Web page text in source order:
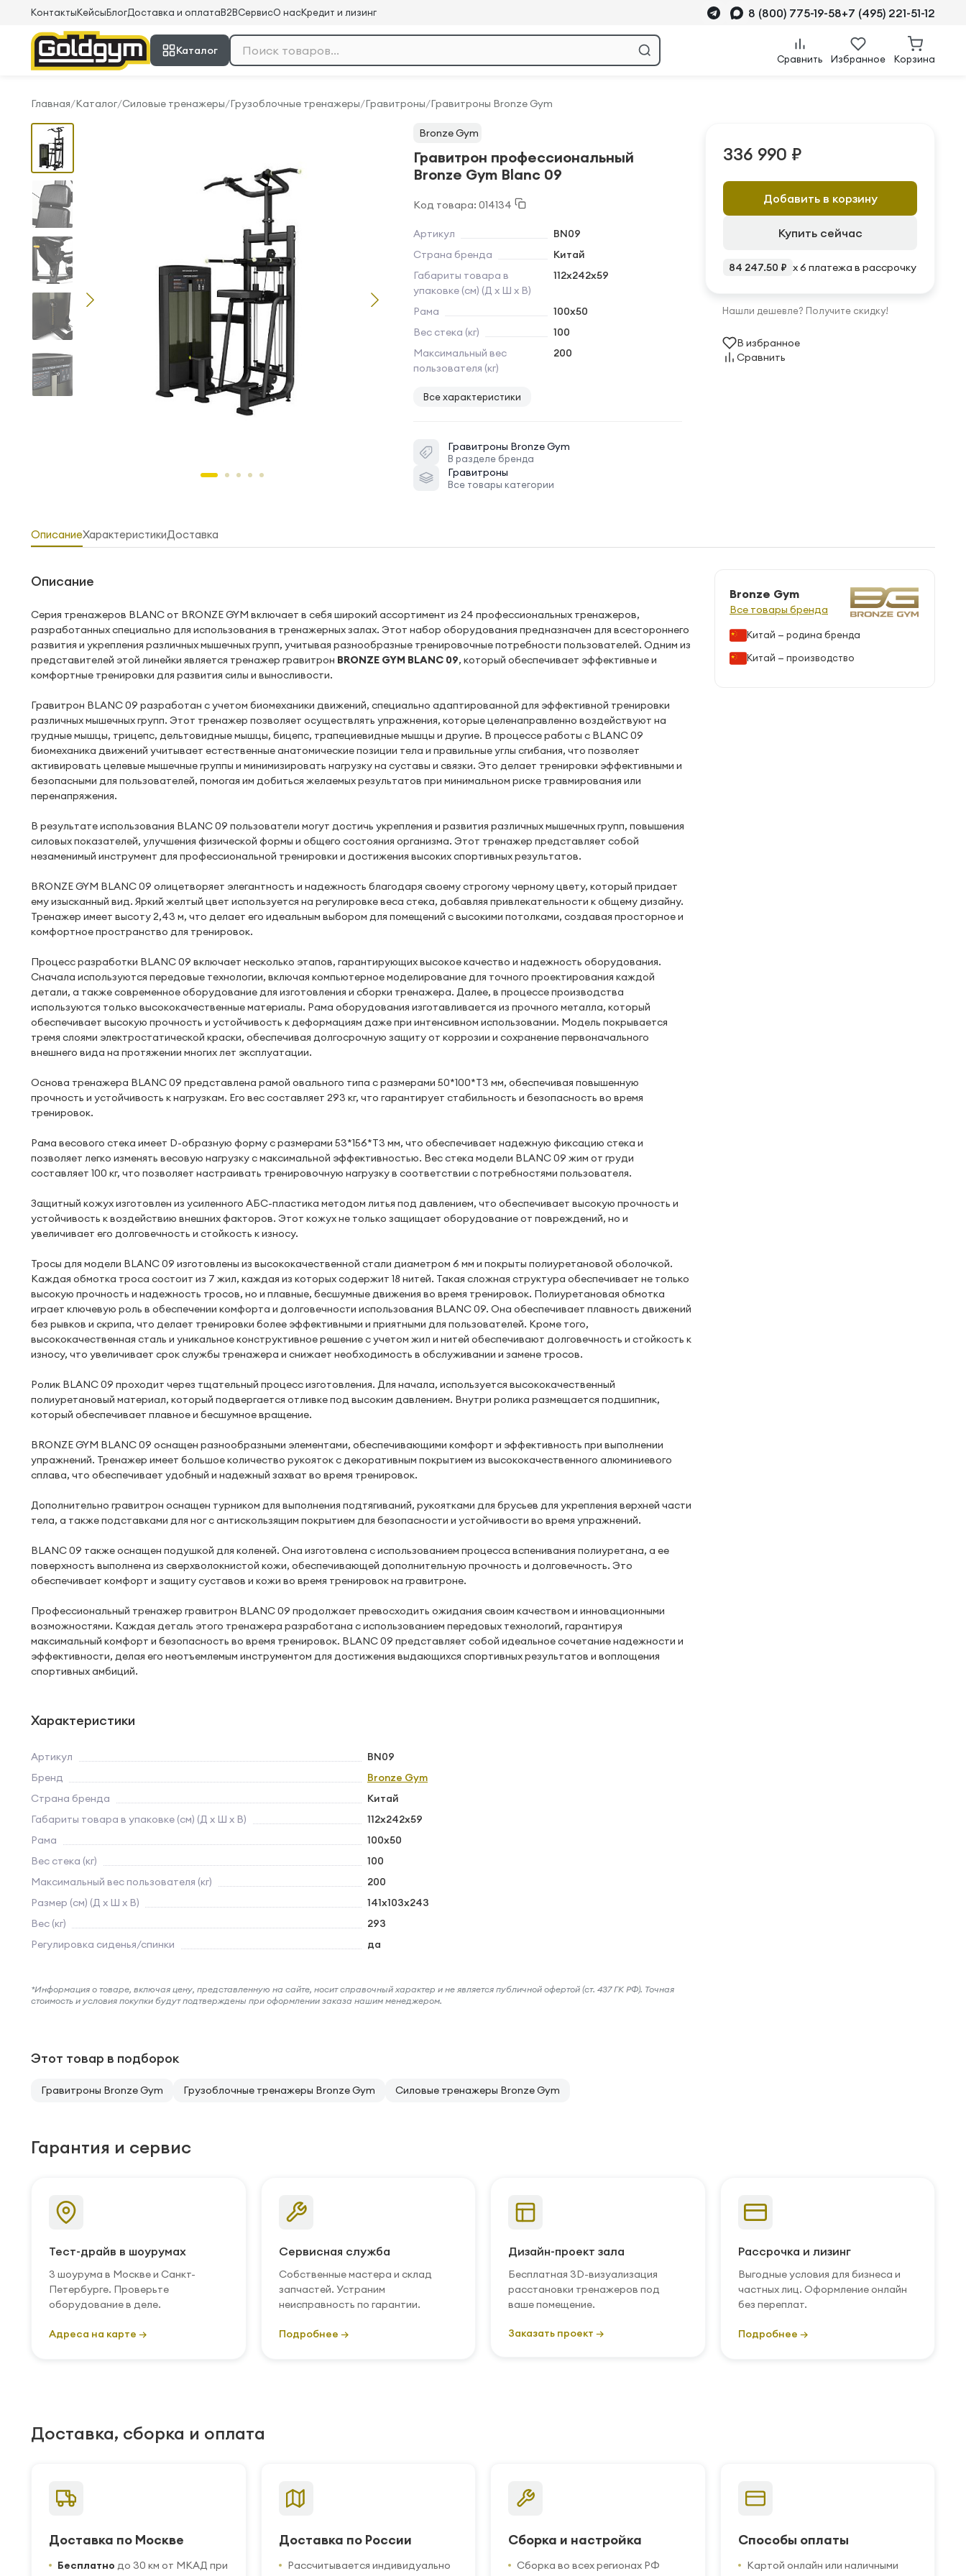
КонтактыКейсыБлогДоставка и оплатаB2BСервисО насКредит и лизинг 8 (800) 775-19-58+7 (495) 221-51-12
Каталог
Сравнить Избранное Корзина
Главная/Каталог/Силовые тренажеры/Грузоблочные тренажеры/Гравитроны/Гравитроны Bronze Gym
Bronze Gym
Гравитрон профессиональный
Bronze Gym Blanc 09
Код товара: 014134
Артикул
BN09
Страна бренда
Китай
Габариты товара в
упаковке (см) (Д х Ш х В)
112х242х59
Рама
100х50
Вес стека (кг)
100
Максимальный вес
пользователя (кг)
200
Все характеристики
Гравитроны Bronze Gym
В разделе бренда
Гравитроны
Все товары категории
336 990 ₽
Добавить в корзину
Купить сейчас
84 247.50 ₽ x 6 платежа в рассрочку
Нашли дешевле? Получите скидку!
В избранное
Сравнить
ОписаниеХарактеристикиДоставка
Описание
Серия тренажеров BLANC от BRONZE GYM включает в себя широкий ассортимент из 24 профессиональных тренажеров,
разработанных специально для использования в тренажерных залах. Этот набор оборудования предназначен для всестороннего
развития и укрепления различных мышечных групп, учитывая разнообразные тренировочные потребности пользователей. Одним из
представителей этой линейки является тренажер гравитрон BRONZE GYM BLANC 09, который обеспечивает эффективные и
комфортные тренировки для развития силы и выносливости.
Гравитрон BLANC 09 разработан с учетом биомеханики движений, специально адаптированной для эффективной тренировки
различных мышечных групп. Этот тренажер позволяет осуществлять упражнения, которые целенаправленно воздействуют на
грудные мышцы, трицепс, дельтовидные мышцы, бицепс, трапециевидные мышцы и другие. В процессе работы с BLANC 09
биомеханика движений учитывает естественные анатомические позиции тела и правильные углы сгибания, что позволяет
активировать целевые мышечные группы и минимизировать нагрузку на суставы и связки. Это делает тренировки эффективными и
безопасными для пользователей, помогая им добиться желаемых результатов при минимальном риске травмирования или
перенапряжения.
В результате использования BLANC 09 пользователи могут достичь укрепления и развития различных мышечных групп, повышения
силовых показателей, улучшения физической формы и общего состояния организма. Этот тренажер представляет собой
незаменимый инструмент для профессиональной тренировки и достижения высоких спортивных результатов.
BRONZE GYM BLANC 09 олицетворяет элегантность и надежность благодаря своему строгому черному цвету, который придает
ему изысканный вид. Яркий желтый цвет используется на регулировке веса стека, добавляя привлекательности к общему дизайну.
Тренажер имеет высоту 2,43 м, что делает его идеальным выбором для помещений с высокими потолками, создавая просторное и
комфортное пространство для тренировок.
Процесс разработки BLANC 09 включает несколько этапов, гарантирующих высокое качество и надежность оборудования.
Сначала используются передовые технологии, включая компьютерное моделирование для точного проектирования каждой
детали, а также современное оборудование для изготовления и сборки тренажера. Далее, в процессе производства
используются только высококачественные материалы. Рама оборудования изготавливается из прочного металла, который
обеспечивает высокую прочность и устойчивость к деформациям даже при интенсивном использовании. Модель покрывается
тремя слоями электростатической краски, обеспечивая долгосрочную защиту от коррозии и сохранение первоначального
внешнего вида на протяжении многих лет эксплуатации.
Основа тренажера BLANC 09 представлена рамой овального типа с размерами 50*100*T3 мм, обеспечивая повышенную
прочность и устойчивость к нагрузкам. Его вес составляет 293 кг, что гарантирует стабильность и безопасность во время
тренировок.
Рама весового стека имеет D-образную форму с размерами 53*156*T3 мм, что обеспечивает надежную фиксацию стека и
позволяет легко изменять весовую нагрузку с максимальной эффективностью. Вес стека модели BLANC 09 жим от груди
составляет 100 кг, что позволяет настраивать тренировочную нагрузку в соответствии с потребностями пользователя.
Защитный кожух изготовлен из усиленного АБС-пластика методом литья под давлением, что обеспечивает высокую прочность и
устойчивость к воздействию внешних факторов. Этот кожух не только защищает оборудование от повреждений, но и
увеличивает его долговечность и стойкость к износу.
Тросы для модели BLANC 09 изготовлены из высококачественной стали диаметром 6 мм и покрыты полиуретановой оболочкой.
Каждая обмотка троса состоит из 7 жил, каждая из которых содержит 18 нитей. Такая сложная структура обеспечивает не только
высокую прочность и надежность тросов, но и плавные, бесшумные движения во время тренировок. Полиуретановая обмотка
играет ключевую роль в обеспечении комфорта и долговечности использования BLANC 09. Она обеспечивает плавность движений
без рывков и скрипа, что делает тренировки более эффективными и приятными для пользователей. Кроме того,
высококачественная сталь и уникальное конструктивное решение с учетом жил и нитей обеспечивают долговечность и стойкость к
износу, что увеличивает срок службы тренажера и снижает необходимость в обслуживании и замене тросов.
Ролик BLANC 09 проходит через тщательный процесс изготовления. Для начала, используется высококачественный
полиуретановый материал, который подвергается отливке под высоким давлением. Внутри ролика размещается подшипник,
который обеспечивает плавное и бесшумное вращение.
BRONZE GYM BLANC 09 оснащен разнообразными элементами, обеспечивающими комфорт и эффективность при выполнении
упражнений. Тренажер имеет большое количество рукояток с декоративным покрытием из высококачественного алюминиевого
сплава, что обеспечивает удобный и надежный захват во время тренировок.
Дополнительно гравитрон оснащен турником для выполнения подтягиваний, рукоятками для брусьев для укрепления верхней части
тела, а также подставками для ног с антискользящим покрытием для безопасности и устойчивости во время упражнений.
BLANC 09 также оснащен подушкой для коленей. Она изготовлена с использованием процесса вспенивания полиуретана, а ее
поверхность выполнена из сверхволокнистой кожи, обеспечивающей дополнительную прочность и долговечность. Это
обеспечивает комфорт и защиту суставов и кожи во время тренировок на гравитроне.
Профессиональный тренажер гравитрон BLANC 09 продолжает превосходить ожидания своим качеством и инновационными
возможностями. Каждая деталь этого тренажера разработана с использованием передовых технологий, гарантируя
максимальный комфорт и безопасность во время тренировок. BLANC 09 представляет собой идеальное сочетание надежности и
эффективности, делая его неотъемлемым инструментом для достижения выдающихся спортивных результатов и воплощения
спортивных амбиций.
Характеристики
Артикул
BN09
Бренд
Bronze Gym
Страна бренда
Китай
Габариты товара в упаковке (см) (Д х Ш х В)
112х242х59
Рама
100х50
Вес стека (кг)
100
Максимальный вес пользователя (кг)
200
Размер (см) (Д х Ш х В)
141х103х243
Вес (кг)
293
Регулировка сиденья/спинки
да
*Информация о товаре, включая цену, представленную на сайте, носит справочный характер и не является публичной офертой (ст. 437 ГК РФ). Точная
стоимость и условия покупки будут подтверждены при оформлении заказа нашим менеджером.
Bronze Gym
Все товары бренда
Китай — родина бренда
Китай — производство
Этот товар в подборок
Гравитроны Bronze Gym Грузоблочные тренажеры Bronze Gym Силовые тренажеры Bronze Gym
Гарантия и сервис
Тест-драйв в шоурумах
3 шоурума в Москве и Санкт-
Петербурге. Проверьте
оборудование в деле.
Адреса на карте →
Сервисная служба
Собственные мастера и склад
запчастей. Устраним
неисправность по гарантии.
Подробнее →
Дизайн-проект зала
Бесплатная 3D-визуализация
расстановки тренажеров под
ваше помещение.
Заказать проект →
Рассрочка и лизинг
Выгодные условия для бизнеса и
частных лиц. Оформление онлайн
без переплат.
Подробнее →
Доставка, сборка и оплата
Доставка по Москве
Бесплатно до 30 км от МКАД при
Доставка по России
Рассчитывается индивидуально
Сборка и настройка
Сборка во всех регионах РФ
Способы оплаты
Картой онлайн или наличными